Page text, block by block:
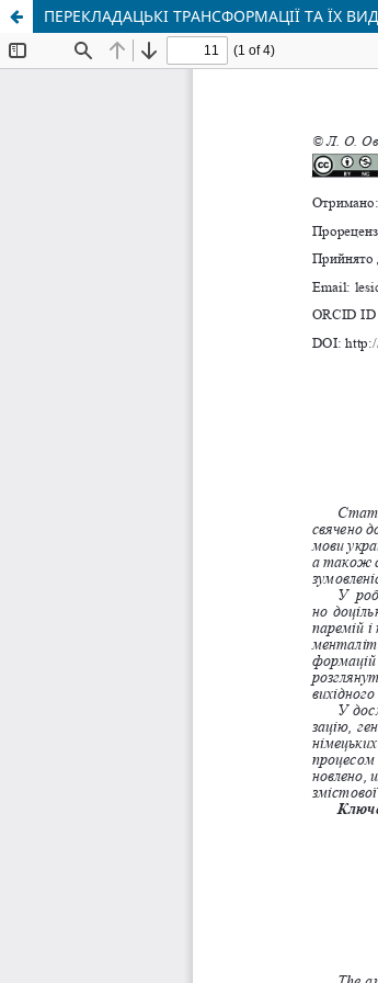
ПЕРЕКЛАДАЦЬКІ ТРАНСФОРМАЦІЇ ТА ЇХ